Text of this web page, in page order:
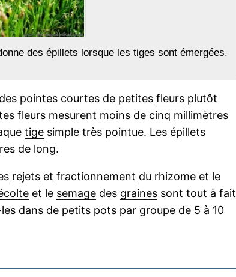
des épillets lorsque les tiges sont émergées.
pointes courtes de petites fleurs plutôt
fleurs mesurent moins de cinq millimètres
tige simple très pointue. Les épillets
de long.
rejets et fractionnement du rhizome et le
et le semage des graines sont tout à fait
dans de petits pots par groupe de 5 à 10